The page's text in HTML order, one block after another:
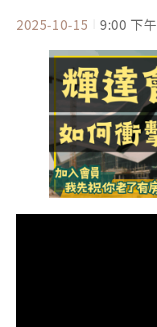
2025-10-15 9:00 下午